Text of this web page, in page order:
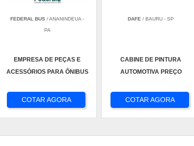
FEDERAL BUS / ANANINDEUA -
PA
EMPRESA DE PEÇAS E
ACESSÓRIOS PARA ÔNIBUS
COTAR AGORA
DAFE / BAURU - SP
CABINE DE PINTURA
AUTOMOTIVA PREÇO
COTAR AGORA